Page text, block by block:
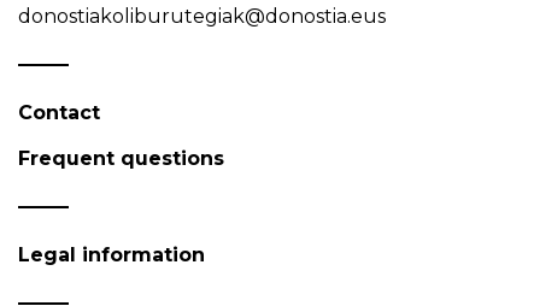
donostiakoliburutegiak@donostia.eus
Contact
Frequent questions
Legal information